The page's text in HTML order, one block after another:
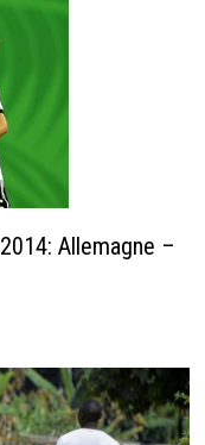
Allemagne –